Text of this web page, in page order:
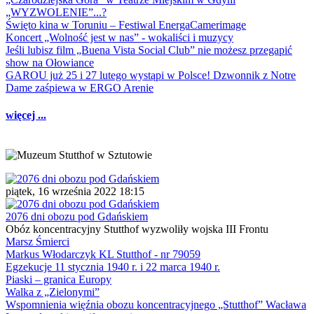
„WYZWOLENIE”...?
Święto kina w Toruniu – Festiwal EnergaCamerimage
Koncert „Wolność jest w nas” - wokaliści i muzycy
Jeśli lubisz film „Buena Vista Social Club” nie możesz przegapić
show na Ołowiance
GAROU już 25 i 27 lutego wystąpi w Polsce! Dzwonnik z Notre
Dame zaśpiewa w ERGO Arenie
więcej ...
piątek, 16 września 2022 18:15
2076 dni obozu pod Gdańskiem
Obóz koncentracyjny Stutthof wyzwoliły wojska III Frontu
Marsz Śmierci
Markus Włodarczyk KL Stutthof - nr 79059
Egzekucje 11 stycznia 1940 r. i 22 marca 1940 r.
Piaski – granica Europy
Walka z „Zielonymi”
Wspomnienia więźnia obozu koncentracyjnego „Stutthof” Wacława